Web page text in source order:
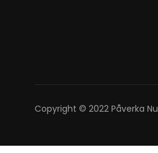
Copyright © 2022 Påverka Nu